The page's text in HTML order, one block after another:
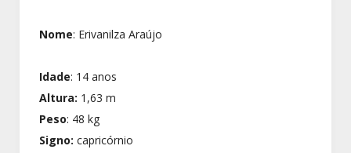
Nome: Erivanilza Araújo
Idade: 14 anos
Altura: 1,63 m
Peso: 48 kg
Signo: capricórnio